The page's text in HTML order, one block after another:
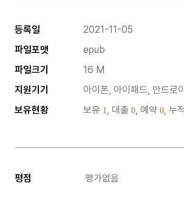
등록일
2021-11-05
파일포맷
epub
파일크기
16 M
지원기기
아이폰, 아이패드, 안드로
보유현황
보유 1 , 대출 0 , 예약 0 , 누
평점 평가없음